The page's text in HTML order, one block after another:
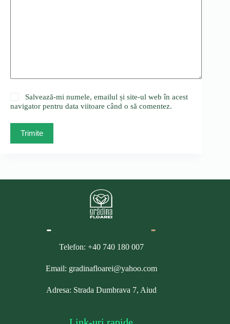
Salvează-mi numele, emailul și site-ul web în acest
navigator pentru data viitoare când o să comentez.
Trimite
Telefon: +40 740 180 007
Email: gradinafloarei@yahoo.com
Adresa: Strada Dumbrava 7, Aiud
Link-uri rapide